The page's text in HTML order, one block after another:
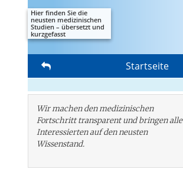
Hier finden Sie die
neusten medizinischen
Studien – übersetzt und
kurzgefasst
Startseite
Wir machen den medizinischen
Fortschritt transparent und bringen alle
Interessierten auf den neusten
Wissenstand.